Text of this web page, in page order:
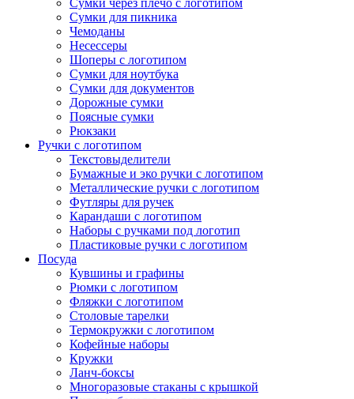
Сумки через плечо с логотипом
Сумки для пикника
Чемоданы
Несессеры
Шоперы с логотипом
Сумки для ноутбука
Сумки для документов
Дорожные сумки
Поясные сумки
Рюкзаки
Ручки с логотипом
Текстовыделители
Бумажные и эко ручки с логотипом
Металлические ручки с логотипом
Футляры для ручек
Карандаши с логотипом
Наборы с ручками под логотип
Пластиковые ручки с логотипом
Посуда
Кувшины и графины
Рюмки с логотипом
Фляжки с логотипом
Столовые тарелки
Термокружки с логотипом
Кофейные наборы
Кружки
Ланч-боксы
Многоразовые стаканы с крышкой